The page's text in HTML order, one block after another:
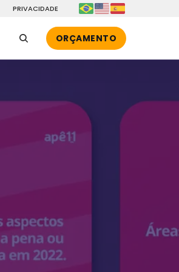
PRIVACIDADE
ORÇAMENTO